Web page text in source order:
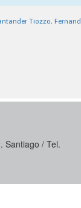
Tiozzo,
Santiago / Tel.